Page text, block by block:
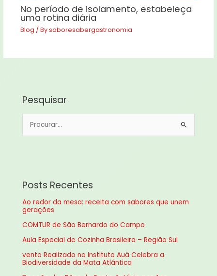
No período de isolamento, estabeleça
uma rotina diária
Blog / Bysaboresabergastronomia
Pesquisar
i
s
p
o
Posts Recentes
Ao redor da mesa: receita com sabores que unem
gerações
COMTUR de São Bernardo do Campo
Aula Especial de Cozinha Brasileira – Região Sul
vento Realizado no Instituto Auá Celebra a
Biodiversidade da Mata Atlântica